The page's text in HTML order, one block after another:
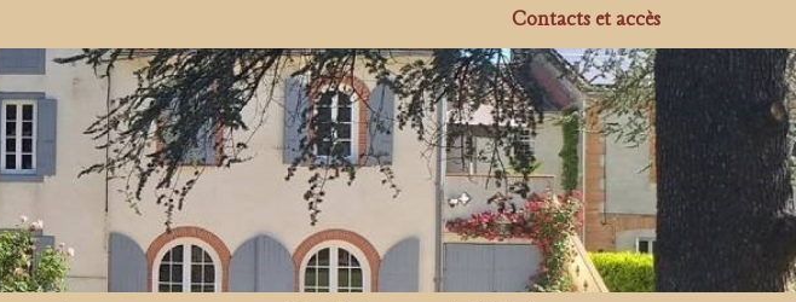
Contacts et accès